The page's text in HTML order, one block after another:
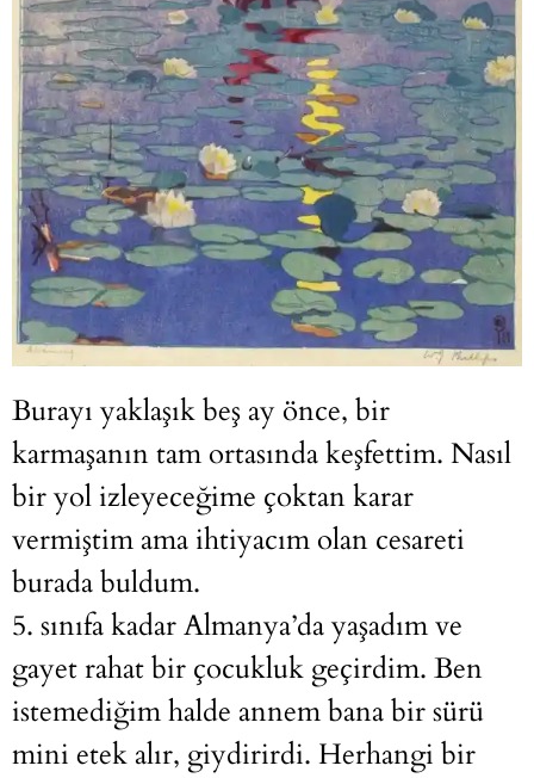
Burayı yaklaşık beş ay önce, bir
karmaşanın tam ortasında keşfettim. Nasıl
bir yol izleyeceğime çoktan karar
vermiştim ama ihtiyacım olan cesareti
burada buldum.
5. sınıfa kadar Almanya’da yaşadım ve
gayet rahat bir çocukluk geçirdim. Ben
istemediğim halde annem bana bir sürü
mini etek alır, giydirirdi. Herhangi bir